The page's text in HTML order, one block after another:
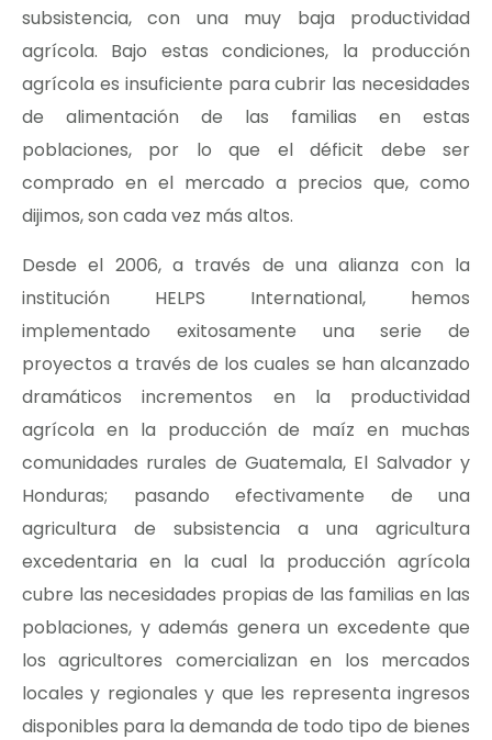
subsistencia, con una muy baja productividad
agrícola. Bajo estas condiciones, la producción
agrícola es insuficiente para cubrir las necesidades
de alimentación de las familias en estas
poblaciones, por lo que el déficit debe ser
comprado en el mercado a precios que, como
dijimos, son cada vez más altos.
Desde el 2006, a través de una alianza con la
institución HELPS International, hemos
implementado exitosamente una serie de
proyectos a través de los cuales se han alcanzado
dramáticos incrementos en la productividad
agrícola en la producción de maíz en muchas
comunidades rurales de Guatemala, El Salvador y
Honduras; pasando efectivamente de una
agricultura de subsistencia a una agricultura
excedentaria en la cual la producción agrícola
cubre las necesidades propias de las familias en las
poblaciones, y además genera un excedente que
los agricultores comercializan en los mercados
locales y regionales y que les representa ingresos
disponibles para la demanda de todo tipo de bienes